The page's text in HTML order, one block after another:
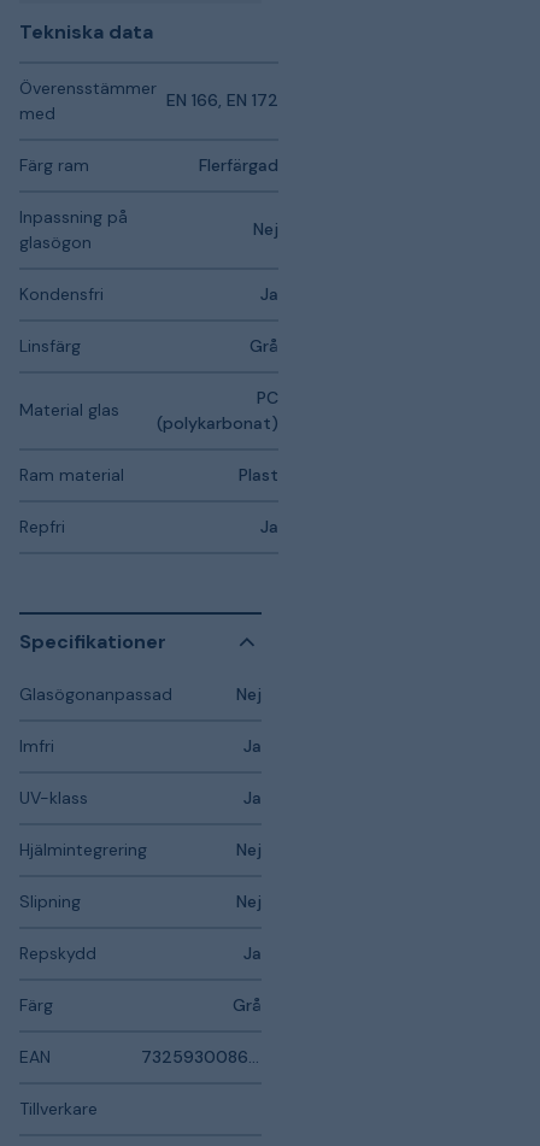
Tekniska data
Överensstämmer
med
EN 166, EN 172
Färg ram Flerfärgad
Inpassning på
glasögon
Nej
Kondensfri Ja
Linsfärg Grå
Material glas
PC
(polykarbonat)
Ram material Plast
Repfri Ja
Specifikationer
Glasögonanpassad Nej
Imfri Ja
UV-klass Ja
Hjälmintegrering Nej
Slipning Nej
Repskydd Ja
Färg Grå
EAN
Tillverkare